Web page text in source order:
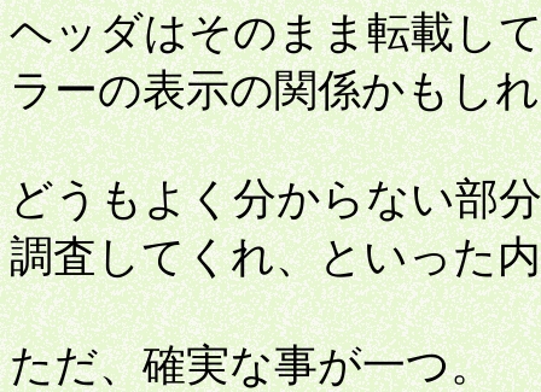
ヘッダはそのまま転載し
ラーの表示の関係かもし
どうもよく分からない部
調査してくれ、といった
ただ、確実な事が一つ。